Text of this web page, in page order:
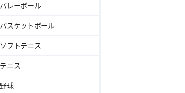
バレーボール
バスケットボール
ソフトテニス
テニス
野球